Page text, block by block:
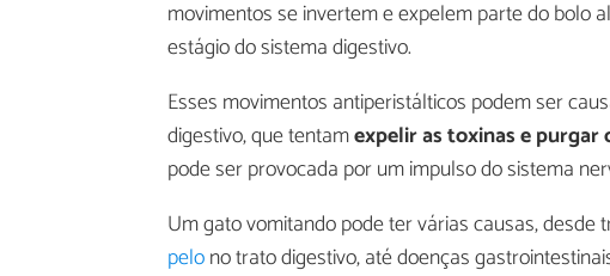
movimentos se invertem e expelem parte do bolo
estágio do sistema digestivo.
Esses movimentos antiperistálticos podem ser
digestivo, que tentamexpelir as toxinas e purgar
pode ser provocada por um impulso do sistema
Um gato vomitando pode ter várias causas,
pelono trato digestivo, até doenças